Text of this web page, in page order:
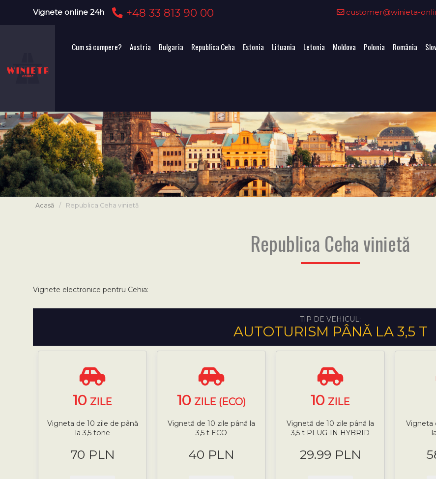
Vignete online 24h +48 33 813 90 00 customer@winieta-
Cum să cumpere? Austria Bulgaria Republica Ceha Estonia Lituania Letonia Moldova Polonia România
Acasă / Republica Ceha vinietă
Republica Ceha vinietă
Vignete electronice pentru Cehia:
TIP DE VEHICUL:
AUTOTURISM PÂNĂ LA 3,5 T
10 ZILE
Vigneta de 10 zile de până
la 3,5 tone
70 PLN
10 ZILE (ECO)
Vignetă de 10 zile până la
3,5 t ECO
40 PLN
10 ZILE
Vignetă de 10 zile până la
3,5 t PLUG-IN HYBRID
29.99 PLN
Vigneta